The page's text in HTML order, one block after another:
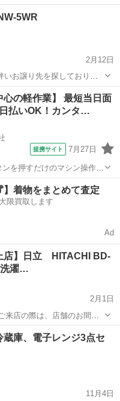
が、細かい箇所が気になら
5WR
2月12日
いお譲り先を探しておりま
電 HITACHI
心の軽作業】 最短当日面
払いOK！カンタ…
提携サイト 7月27日
らサイズの
】着物をまとめて査定
限買取します
Ad
店】日立 HITACHI BD-
洗濯…
2月1日
来店の際は、店舗のお間違
専門店 リサイクルショップ ランバールーム LUMBER ROOM ...
電 商品
蔵庫、電子レンジ3点セ
11月4日